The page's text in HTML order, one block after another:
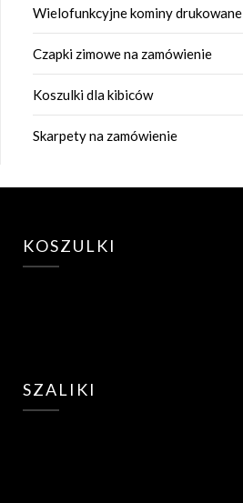
Wielofunkcyjne kominy drukowane
Czapki zimowe na zamówienie
Koszulki dla kibiców
Skarpety na zamówienie
KOSZULKI
SZALIKI